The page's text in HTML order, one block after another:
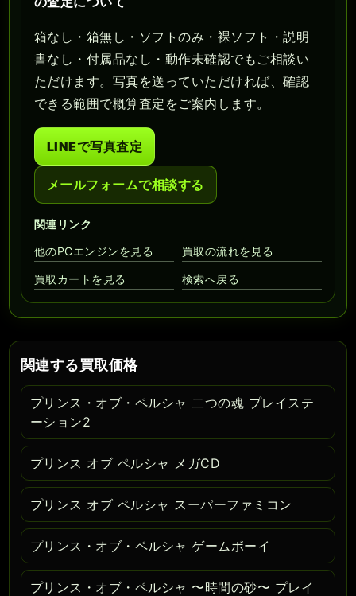
箱なし・箱無し・ソフトのみ・裸ソフト・説明
書なし・付属品なし・動作未確認でもご相談い
ただけます。写真を送っていただければ、確認
できる範囲で概算査定をご案内します。
LINEで写真査定
メールフォームで相談する
関連リンク
他のPCエンジンを見る
買取の流れを見る
買取カートを見る 検索へ戻る
関連する買取価格
プリンス・オブ・ペルシャ 二つの魂 プレイステ
ーション2
プリンス オブ ペルシャ メガCD
プリンス オブ ペルシャ スーパーファミコン
プリンス・オブ・ペルシャ ゲームボーイ
プリンス・オブ・ペルシャ 〜時間の砂〜 プレイ